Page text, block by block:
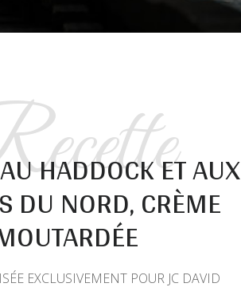
HADDOCK ET AUX
DU NORD, CRÈME
EXCLUSIVEMENT POUR JC DAVID